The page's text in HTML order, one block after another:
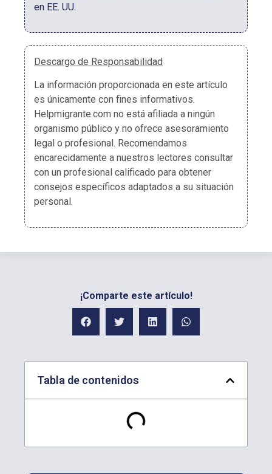
en EE. UU.
Descargo de Responsabilidad
La información proporcionada en este artículo
es únicamente con fines informativos.
Helpmigrante.com no está afiliada a ningún
organismo público y no ofrece asesoramiento
legal o profesional. Recomendamos
encarecidamente a nuestros lectores consultar
con un profesional calificado para obtener
consejos específicos adaptados a su situación
personal.
¡Comparte este artículo!
Tabla de contenidos